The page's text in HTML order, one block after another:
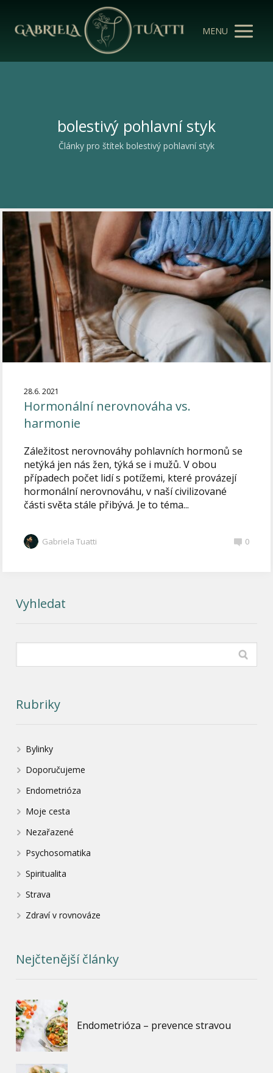
MENU
bolestivý pohlavní styk
Články pro štítek bolestivý pohlavní styk
28.6. 2021
Hormonální nerovnováha vs.
harmonie
Záležitost nerovnováhy pohlavních hormonů se
netýká jen nás žen, týká se i mužů. V obou
případech počet lidí s potížemi, které provázejí
hormonální nerovnováhu, v naší civilizované
části světa stále přibývá. Je to téma...
Gabriela Tuatti 0
Vyhledat
Rubriky
Bylinky
Doporučujeme
Endometrióza
Moje cesta
Nezařazené
Psychosomatika
Spiritualita
Strava
Zdraví v rovnováze
Nejčtenější články
Endometrióza – prevence stravou